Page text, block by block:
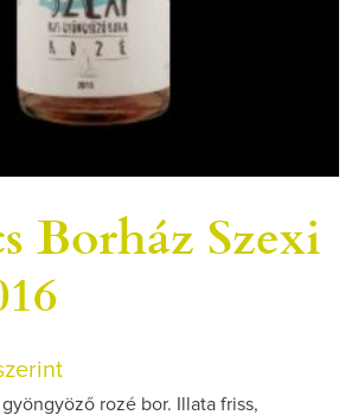
Borház Szexi
rozé bor. Illata friss,